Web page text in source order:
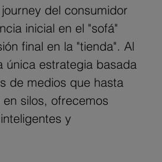
del consumidor
inicial en el "sofá"
final en la "tienda". Al
única estrategia basada
de medios que hasta
silos, ofrecemos
y